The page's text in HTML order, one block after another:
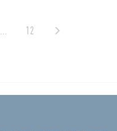
... 12